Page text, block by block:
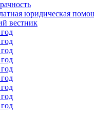
юридическая
вестник